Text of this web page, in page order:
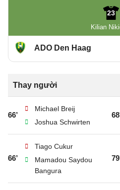
23
Kilian
ADO Den Haag
Thay người
66’
Michael Breij
Joshua Schwirten
66’
Tiago Cukur
Mamadou Saydou
Bangura